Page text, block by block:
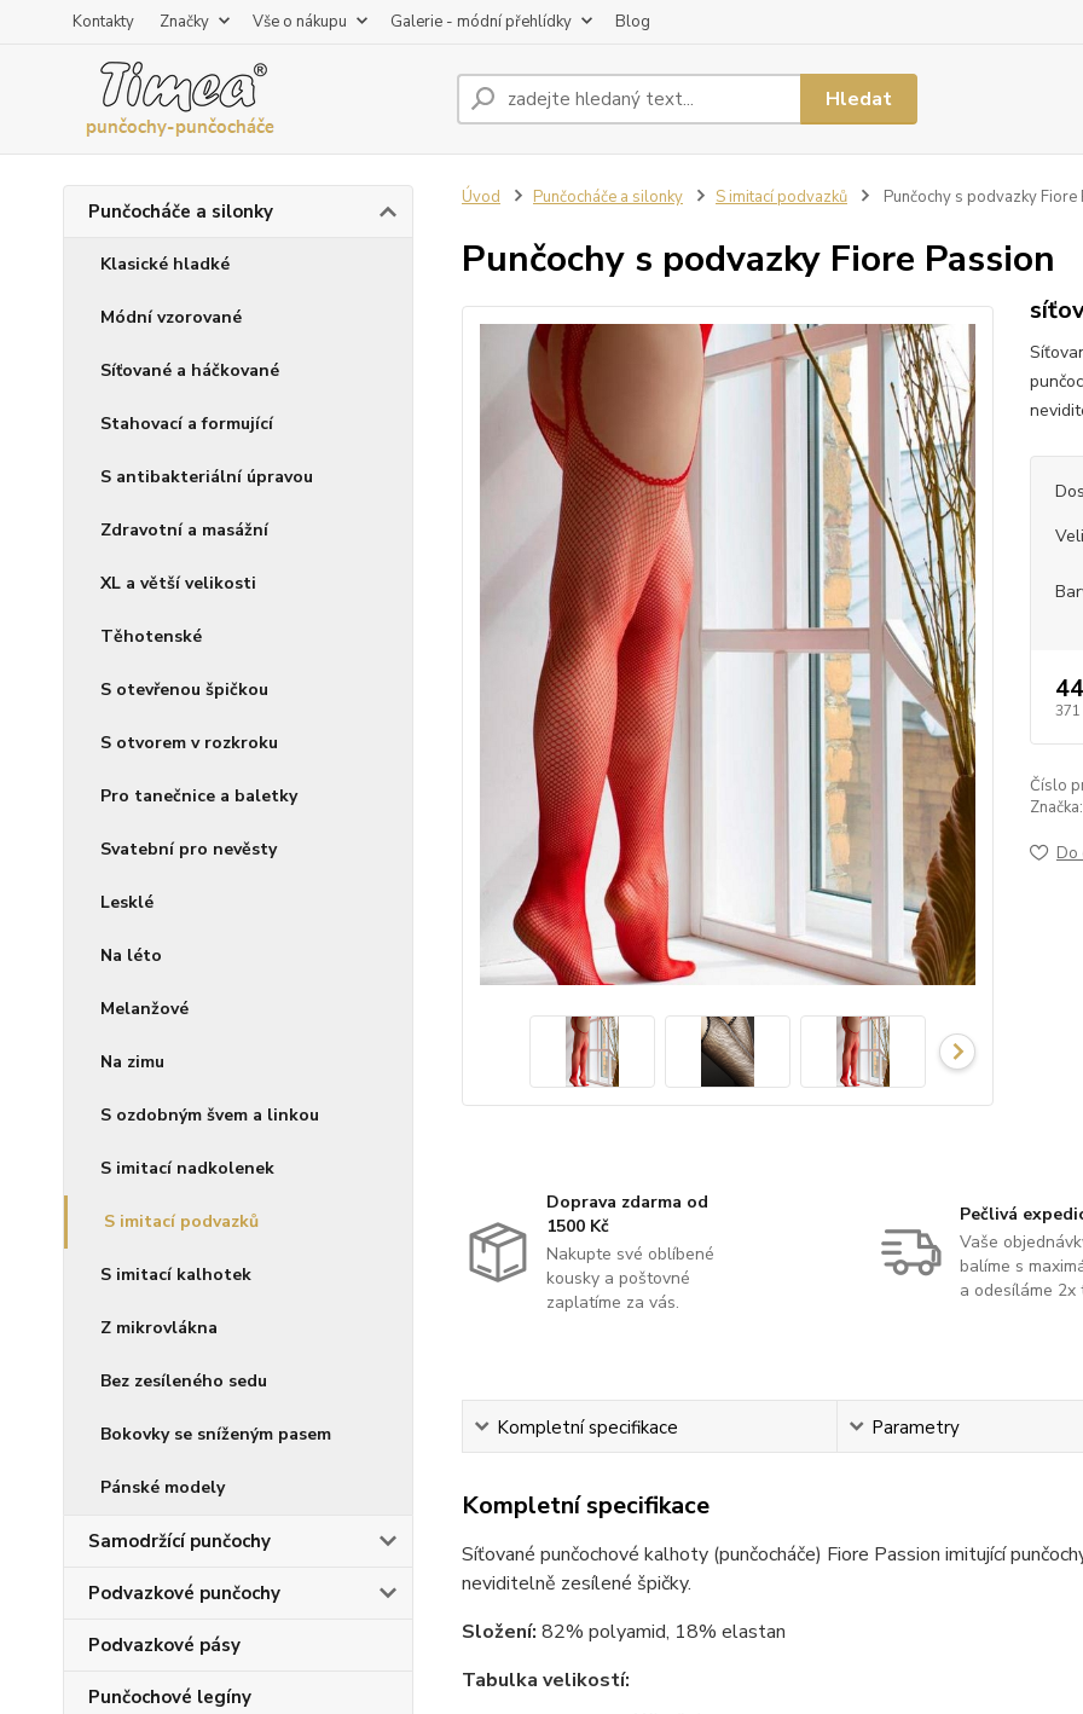
Kontakty Značky Vše o nákupu Galerie - módní přehlídky Blog
Hledat
Punčocháče a silonky
Klasické hladké
Módní vzorované
Síťované a háčkované
Stahovací a formující
S antibakteriální úpravou
Zdravotní a masážní
XL a větší velikosti
Těhotenské
S otevřenou špičkou
S otvorem v rozkroku
Pro tanečnice a baletky
Svatební pro nevěsty
Lesklé
Na léto
Melanžové
Na zimu
S ozdobným švem a linkou
S imitací nadkolenek
S imitací podvazků
S imitací kalhotek
Z mikrovlákna
Bez zesíleného sedu
Bokovky se sníženým pasem
Pánské modely
Samodržící punčochy
Podvazkové punčochy
Podvazkové pásy
Punčochové legíny
Úvod Punčocháče a silonky S imitací podvazků Punčochy s podvazky Fiore
Punčochy s podvazky Fiore Passion
371
Číslo
Značka:
Do
Doprava zdarma od
1500 Kč
Nakupte své oblíbené
kousky a poštovné
zaplatíme za vás.
Pečlivá
Vaše
balíme s
a odesíláme 2x
Kompletní specifikace Parametry
Kompletní specifikace
Síťované punčochové kalhoty (punčocháče) Fiore Passion imitující
neviditelně zesílené špičky.
Složení: 82% polyamid, 18% elastan
Tabulka velikostí: